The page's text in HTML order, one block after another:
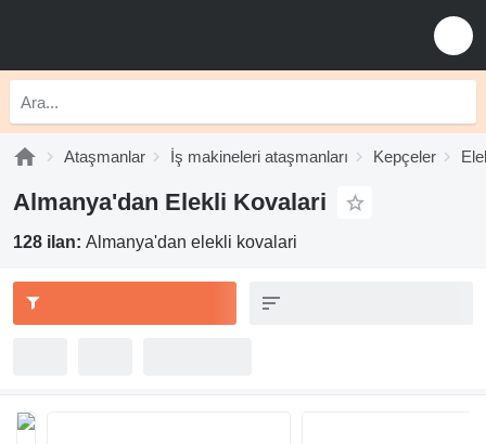
Ataşmanlar İş makineleri ataşmanları Kepçeler
Almanya'dan Elekli Kovalari
128 ilan: Almanya'dan elekli kovalari